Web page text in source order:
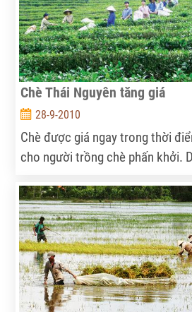
Chè Thái Nguyên tăng giá
28-9-2010
Chè được giá ngay trong thời
cho người trồng chè phấn khởi.
trong dịp Tết Nguyên đán.